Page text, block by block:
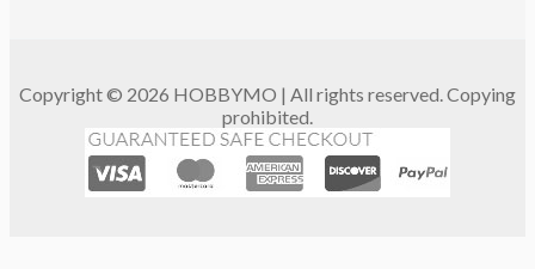
Copyright © 2026 HOBBYMO | All rights reserved. Copying
prohibited.